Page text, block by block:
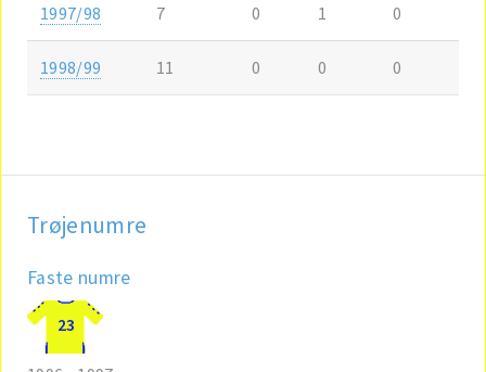
1997/98 7 0 1 0
1998/99 11 0 0 0
Trøjenumre
Faste numre
23